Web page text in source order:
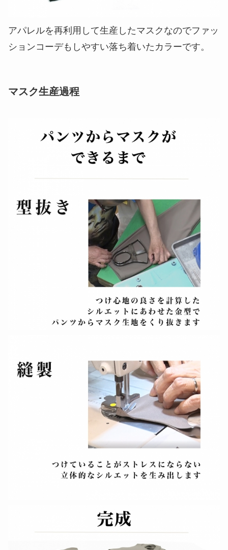
アパレルを再利用して生産したマスクなのでファッ
ションコーデもしやすい落ち着いたカラーです。
マスク生産過程